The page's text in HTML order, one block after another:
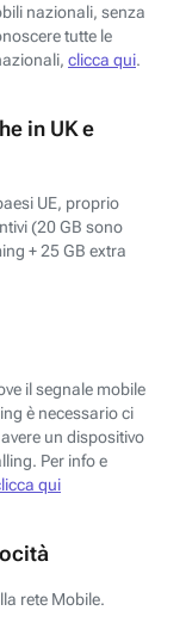
nazionali, senza
tutte le
clicca qui.
in UK e
UE, proprio
(20 GB sono
+ 25 GB extra
il segnale mobile
è necessario ci
un dispositivo
Per info e
qui
rete Mobile.